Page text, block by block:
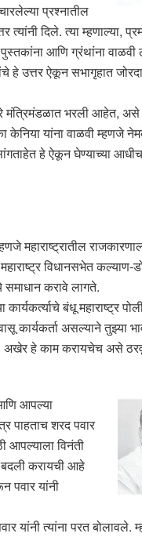
प्रश्नातील
त्यांनी दिले. त्या
आणि ग्रंथांना वाळवी
उत्तर ऐकून सभागृहात
मंत्रिमंडळात भरली आहेत,
केनिया यांना वाळवी
हे ऐकून घेण्याच्या आधीच,
महाराष्ट्रातील
विधानसभेत कल्याण-
समाधान करावे लागते.
बंधू महाराष्ट्र
कार्यकर्ता असल्याने तुझ्या
अखेर हे काम करायचेच असे
आपल्या
पाहताच शरद पवार
आपल्याला विनंती
बदली करायची आहे
पवार यांनी
यांनी त्यांना परत